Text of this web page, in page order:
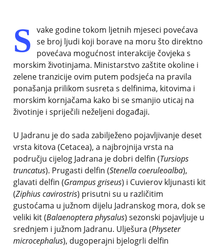
S vake godine tokom ljetnih mjeseci povećava
se broj ljudi koji borave na moru što direktno
povećava mogućnost interakcije čovjeka s
morskim životinjama. Ministarstvo zaštite okoline i
zelene tranzicije ovim putem podsjeća na pravila
ponašanja prilikom susreta s delfinima, kitovima i
morskim kornjačama kako bi se smanjio uticaj na
životinje i spriječili neželjeni događaji.
U Jadranu je do sada zabilježeno pojavljivanje deset
vrsta kitova (Cetacea), a najbrojnija vrsta na
području cijelog Jadrana je dobri delfin (Tursiops
truncatus). Prugasti delfin (Stenella coeruleoalba),
glavati delfin (Grampus griseus) i Cuvierov kljunasti kit
(Ziphius cavirostris) prisutni su u različitim
gustoćama u južnom dijelu Jadranskog mora, dok se
veliki kit (Balaenoptera physalus) sezonski pojavljuje u
srednjem i južnom Jadranu. Ulješura (Physeter
microcephalus), dugoperajni bjelogrli delfin